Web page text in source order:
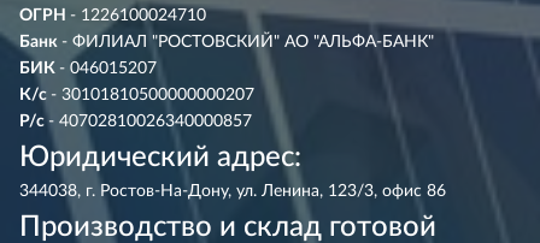
ОГРН - 1226100024710
Банк - ФИЛИАЛ "РОСТОВСКИЙ" АО "АЛЬФА-БАНК"
БИК - 046015207
К/с - 30101810500000000207
Р/с - 40702810026340000857
Юридический адрес:
344038, г. Ростов-На-Дону, ул. Ленина, 123/3, офис 86
Производство и склад готовой